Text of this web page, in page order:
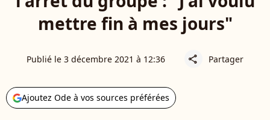
mettre fin à mes jours"
Publié le 3 décembre 2021 à 12:36 share Partager
Ajoutez Ode à vos sources préférées